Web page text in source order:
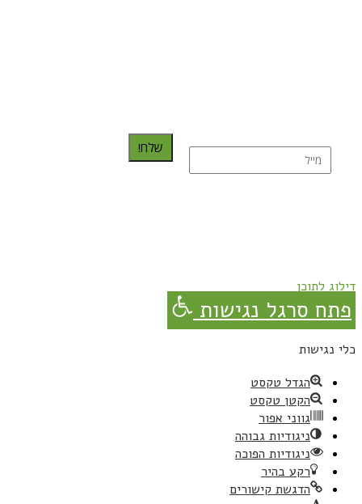
שלח!
דילוג לתוכן
פתח סרגל נגישות
כלי נגישות
הגדל טקסט
הקטן טקסט
גווני אפור
ניגודיות גבוהה
ניגודיות הפוכה
רקע בהיר
הדגשת קישורים